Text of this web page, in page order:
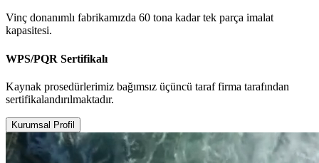
Vinç donanımlı fabrikamızda 60 tona kadar tek parça imalat
kapasitesi.
WPS/PQR Sertifikalı
Kaynak prosedürlerimiz bağımsız üçüncü taraf firma tarafından
sertifikalandırılmaktadır.
Kurumsal Profil